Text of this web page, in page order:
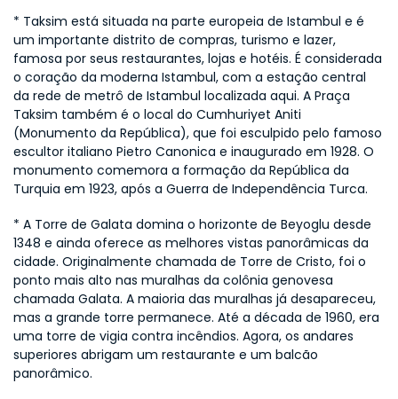
* Taksim está situada na parte europeia de Istambul e é
um importante distrito de compras, turismo e lazer,
famosa por seus restaurantes, lojas e hotéis. É considerada
o coração da moderna Istambul, com a estação central
da rede de metrô de Istambul localizada aqui. A Praça
Taksim também é o local do Cumhuriyet Aniti
(Monumento da República), que foi esculpido pelo famoso
escultor italiano Pietro Canonica e inaugurado em 1928. O
monumento comemora a formação da República da
Turquia em 1923, após a Guerra de Independência Turca.
* A Torre de Galata domina o horizonte de Beyoglu desde
1348 e ainda oferece as melhores vistas panorâmicas da
cidade. Originalmente chamada de Torre de Cristo, foi o
ponto mais alto nas muralhas da colônia genovesa
chamada Galata. A maioria das muralhas já desapareceu,
mas a grande torre permanece. Até a década de 1960, era
uma torre de vigia contra incêndios. Agora, os andares
superiores abrigam um restaurante e um balcão
panorâmico.